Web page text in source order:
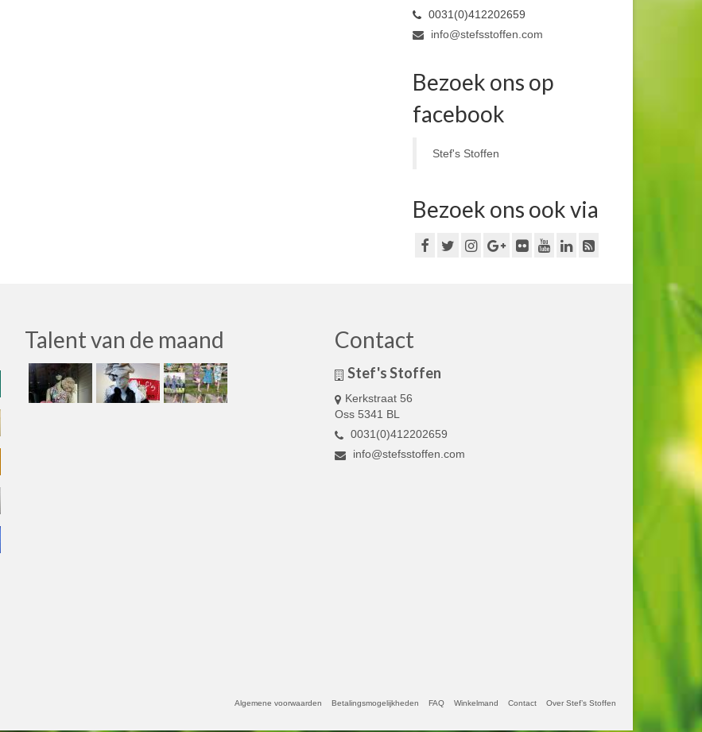
0031(0)412202659
info@stefsstoffen.com
Bezoek ons op
facebook
Stef's Stoffen
Bezoek ons ook via
Talent van de maand Contact
Stef's Stoffen
Kerkstraat 56
Oss 5341 BL
0031(0)412202659
info@stefsstoffen.com
Algemene voorwaarden Betalingsmogelijkheden FAQ Winkelmand Contact Over Stef’s Stoffen